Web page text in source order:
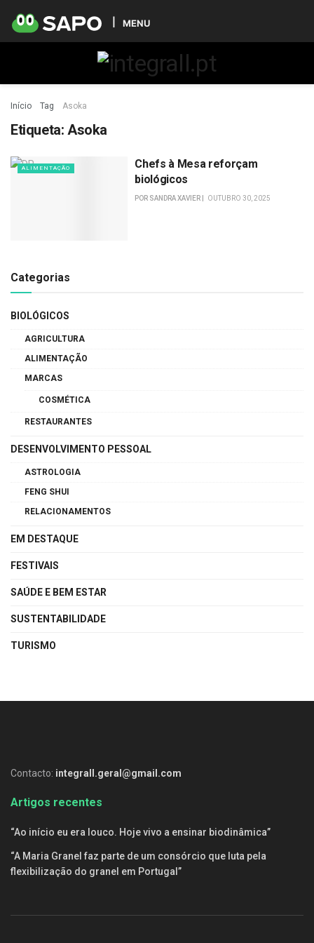
MENU
Início Tag Asoka
Etiqueta: Asoka
ALIMENTAÇÃO
Chefs à Mesa reforçam
biológicos
POR SANDRA XAVIER OUTUBRO 30, 2025
Categorias
BIOLÓGICOS
AGRICULTURA
ALIMENTAÇÃO
MARCAS
COSMÉTICA
RESTAURANTES
DESENVOLVIMENTO PESSOAL
ASTROLOGIA
FENG SHUI
RELACIONAMENTOS
EM DESTAQUE
FESTIVAIS
SAÚDE E BEM ESTAR
SUSTENTABILIDADE
TURISMO
Contacto: integrall.geral@gmail.com
Artigos recentes
“Ao início eu era louco. Hoje vivo a ensinar biodinâmica”
“A Maria Granel faz parte de um consórcio que luta pela
flexibilização do granel em Portugal”